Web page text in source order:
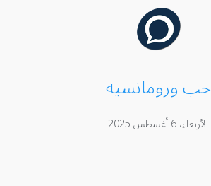
حب ورومانسية
الأربعاء، 6 أغسطس 2025